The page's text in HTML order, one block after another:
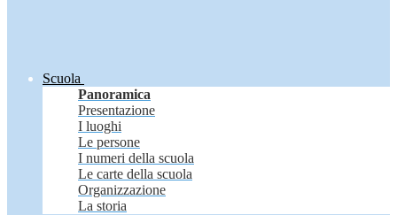
Scuola
Panoramica
Presentazione
I luoghi
Le persone
I numeri della scuola
Le carte della scuola
Organizzazione
La storia